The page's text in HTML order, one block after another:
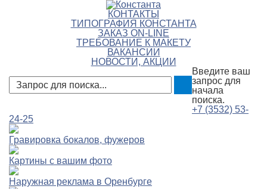
КОНТАКТЫ
ТИПОГРАФИЯ КОНСТАНТА
ЗАКАЗ ON-LINE
ТРЕБОВАНИЕ К МАКЕТУ
ВАКАНСИИ
НОВОСТИ, АКЦИИ
Введите ваш
запрос для
начала
поиска.
+7 (3532) 53-
24-25
Гравировка бокалов, фужеров
Картины с вашим фото
Наружная реклама в Оренбурге